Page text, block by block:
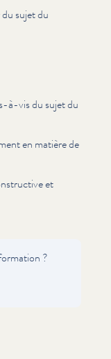
sujet du
à-vis du sujet du
en matière de
et
?